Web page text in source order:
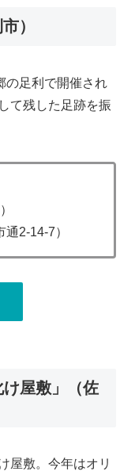
）
の足利で開催され
て残した足跡を振
2-14-7）
屋敷」（佐
屋敷。今年はオリ